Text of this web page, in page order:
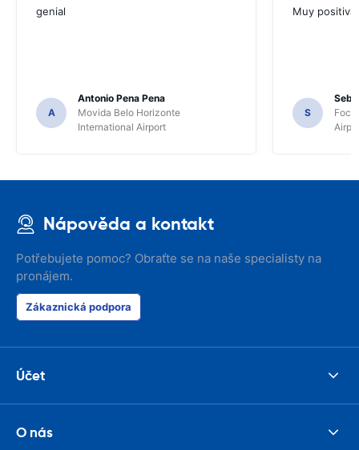
genial
A
Antonio Pena Pena
Movida Belo Horizonte
International Airport
Muy positiva
S
Foco
Nápověda a kontakt
Potřebujete pomoc? Obraťte se na naše specialisty na
pronájem.
Zákaznická podpora
Účet
O nás